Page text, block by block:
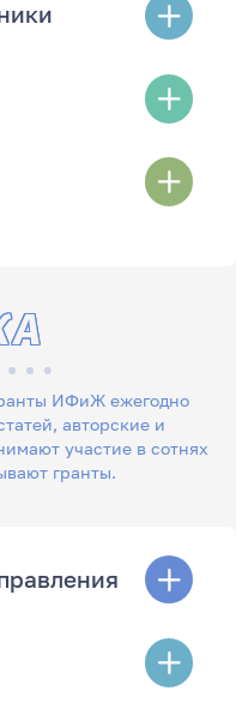
ИФиЖ ежегодно
авторские и
участие в сотнях
гранты.